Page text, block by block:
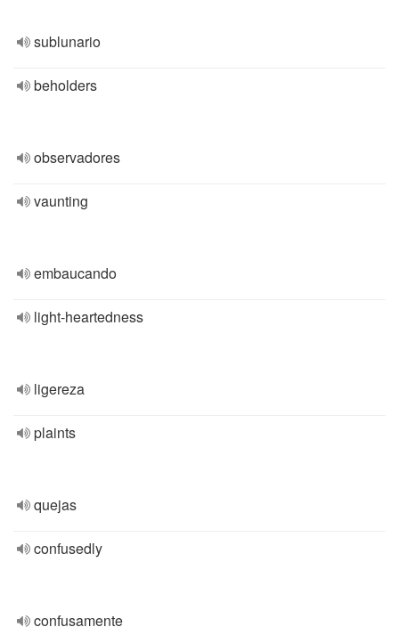
sublunario
beholders
observadores
vaunting
embaucando
light-heartedness
ligereza
plaints
quejas
confusedly
confusamente